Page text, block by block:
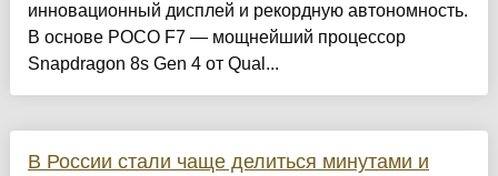
инновационный дисплей и рекордную автономность.
В основе POCO F7 — мощнейший процессор
Snapdragon 8s Gen 4 от Qual...
В России стали чаще делиться минутами и